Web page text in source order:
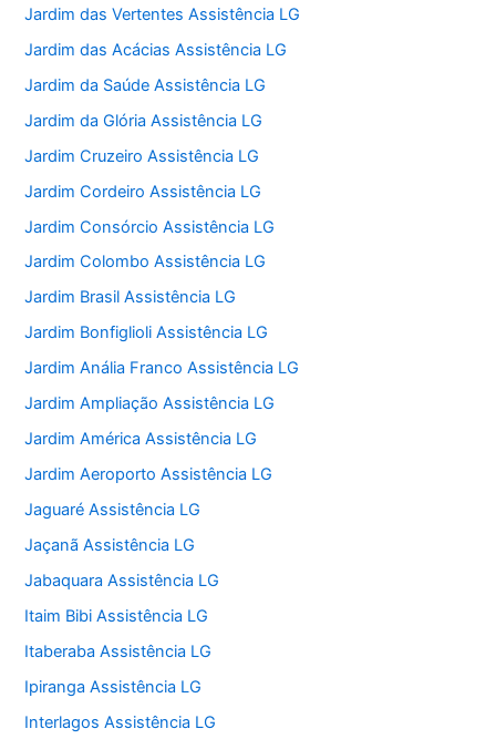
Jardim das Vertentes Assistência LG
Jardim das Acácias Assistência LG
Jardim da Saúde Assistência LG
Jardim da Glória Assistência LG
Jardim Cruzeiro Assistência LG
Jardim Cordeiro Assistência LG
Jardim Consórcio Assistência LG
Jardim Colombo Assistência LG
Jardim Brasil Assistência LG
Jardim Bonfiglioli Assistência LG
Jardim Anália Franco Assistência LG
Jardim Ampliação Assistência LG
Jardim América Assistência LG
Jardim Aeroporto Assistência LG
Jaguaré Assistência LG
Jaçanã Assistência LG
Jabaquara Assistência LG
Itaim Bibi Assistência LG
Itaberaba Assistência LG
Ipiranga Assistência LG
Interlagos Assistência LG